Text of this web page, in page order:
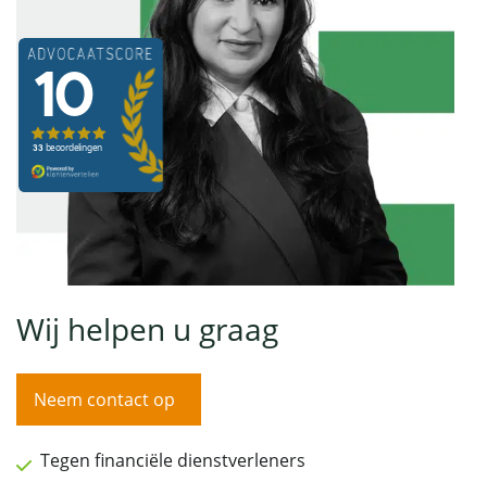
Wij helpen u graag
Neem contact op
Tegen financiële dienstverleners